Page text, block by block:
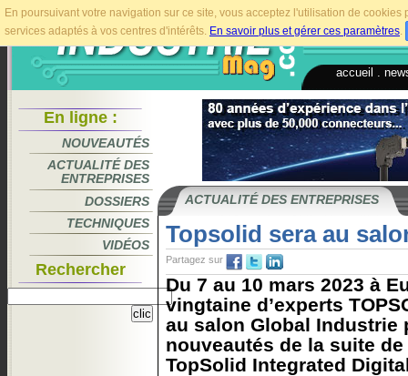
En poursuivant votre navigation sur ce site, vous acceptez l'utilisation de
services adaptés à vos centres d'intérêts. En savoir plus et gérer ces paramètres.
accueil
En ligne :
NOUVEAUTÉS
ACTUALITÉ DES
ENTREPRISES
DOSSIERS
TECHNIQUES
VIDÉOS
Rechercher
ACTUALITÉ DES ENTREPRISES
Topsolid sera au
Partagez sur
Du 7 au 10 mars 2023 à
vingtaine d’experts
au salon Global Industrie
nouveautés de la suite
TopSolid Integrated